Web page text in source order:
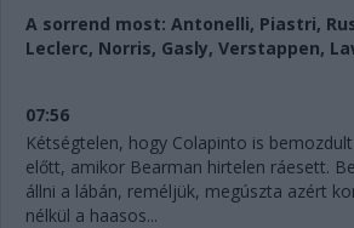
A sorrend most: Antonelli, Piastri,
Leclerc, Norris, Gasly, Verstappen,
07:56
Kétségtelen, hogy Colapinto is
előtt, amikor Bearman hirtelen ráesett.
állni a lábán, reméljük, megúszta azért
nélkül a haasos...